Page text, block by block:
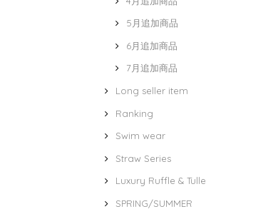
5月追加商品
6月追加商品
7月追加商品
Long seller item
Ranking
Swim wear
Straw Series
Luxury Ruffle & Tulle
SPRING/SUMMER